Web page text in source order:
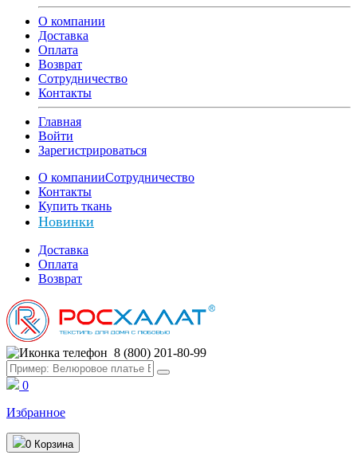
О компании
Доставка
Оплата
Возврат
Сотрудничество
Контакты
Главная
Войти
Зарегистрироваться
О компанииСотрудничество
Контакты
Купить ткань
Новинки
Доставка
Оплата
Возврат
8 (800) 201-80-99
0
Избранное
0 Корзина